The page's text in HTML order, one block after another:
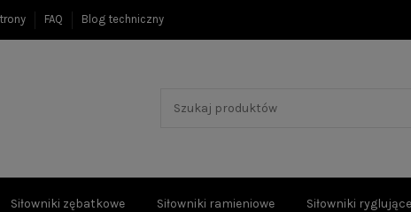
FAQ Blog techniczny
Siłowniki zębatkowe Siłowniki ramieniowe Siłowniki ryglujące